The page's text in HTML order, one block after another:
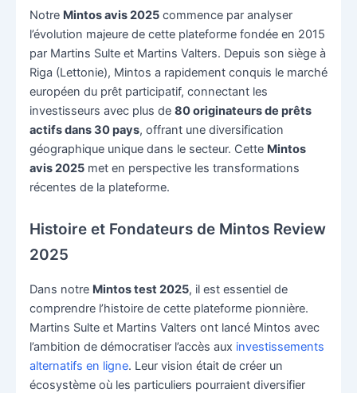
Notre Mintos avis 2025commence par analyser
l’évolution majeure de cette plateforme fondée en 2015
par Martins Sulte et Martins Valters. Depuis son siège à
Riga (Lettonie), Mintos a rapidement conquis le marché
européen du prêt participatif, connectant les
investisseurs avec plus de 80 originateurs de prêts
actifs dans 30 pays, offrant une diversification
géographique unique dans le secteur. Cette Mintos
avis 2025met en perspective les transformations
récentes de la plateforme.
Histoire et Fondateurs de Mintos Review
2025
Dans notre Mintos test 2025, il est essentiel de
comprendre l’histoire de cette plateforme pionnière.
Martins Sulte et Martins Valters ont lancé Mintos avec
l’ambition de démocratiser l’accès aux investissements
alternatifs en ligne. Leur vision était de créer un
écosystème où les particuliers pourraient diversifier